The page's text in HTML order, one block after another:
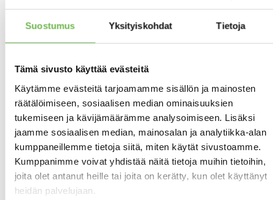
Suostumus Yksityiskohdat Tietoja
Tämä sivusto käyttää evästeitä
Käytämme evästeitä tarjoamamme sisällön ja mainosten
räätälöimiseen, sosiaalisen median ominaisuuksien
tukemiseen ja kävijämäärämme analysoimiseen. Lisäksi
jaamme sosiaalisen median, mainosalan ja analytiikka-alan
kumppaneillemme tietoja siitä, miten käytät sivustoamme.
Kumppanimme voivat yhdistää näitä tietoja muihin tietoihin,
joita olet antanut heille tai joita on kerätty, kun olet käyttänyt
heidän palvelujaan.
keraaminen liesi,
liesituuletin
laminaatti
OLOHUONEEN KUVAUS
Lattian
pintamateriaali:
laminaatti
MAKUUHUONEIDEN
KUVAUS
Makuualkovi